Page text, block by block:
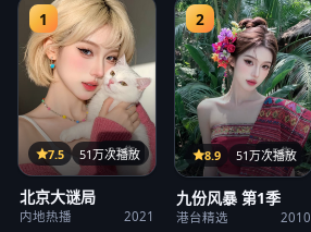
1
22集
7.5 51万次播放
北京大谜局
内地热播 2021
2
15集
8.9 51万次播放
九份风暴 第1季
港台精选 2010